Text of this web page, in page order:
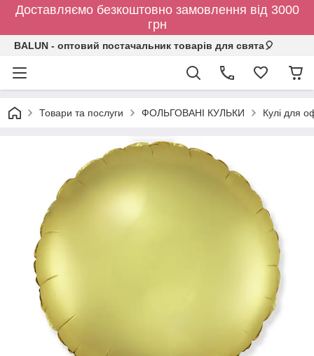
Доставляємо безкоштовно замовлення від 3000
грн
BALUN - оптовий постачальник товарів для свята🎈
Товари та послуги ФОЛЬГОВАНІ КУЛЬКИ Кулі для